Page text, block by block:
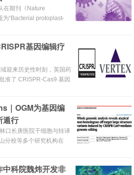
在期刊《Nature
“Bacterial protoplast-
Cas9 tools re-
文,...
基因编辑疗
迎来历史性时刻，英国药
准了 CRISPR-Cas9 基因
，用于治疗12岁及以上
（HLA）匹配造血干细胞
｜OGM为基因编
遁行
口长庚医院干细胞与转译
分校等多个研究机构在
项合作研究，通过
后的人诱导多能干细胞
科院魏炜开发非